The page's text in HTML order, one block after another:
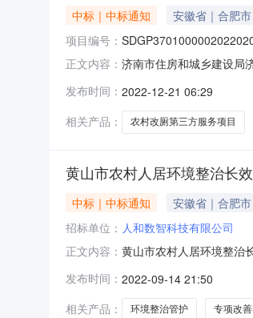
中标｜中标通知 安徽省｜合肥
项目编号：
正文内容： 济南市住房和城乡建设局
发布时间： 2022-12-21 06:29
相关产品：
农村改厕第三方服务项目
黄山市农村人居环境整治长
中标｜中标通知 安徽省｜合肥
招标单位： 人和数智科技有限公司
正文内容： 黄山市农村人居环境整治
11:002、询价评审地点：
结果有异议的，可以在询
发布时间： 2022-09-14 21:50
相关产品：
环境整治管护 专项改